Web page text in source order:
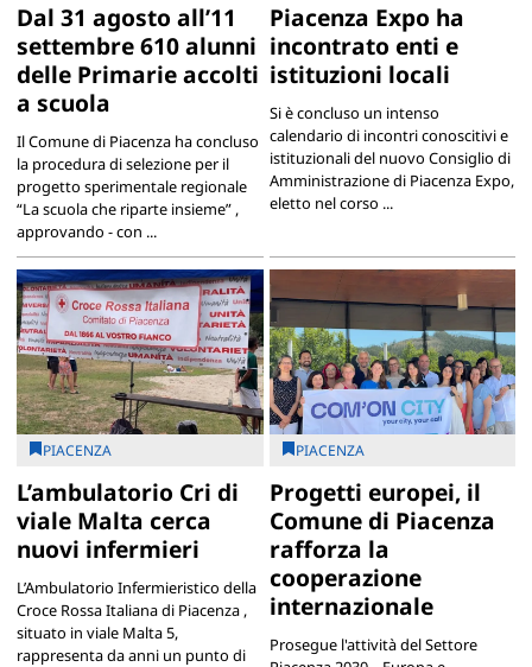
Dal 31 agosto all’11
settembre 610 alunni
delle Primarie accolti
a scuola
Il Comune di Piacenza ha concluso
la procedura di selezione per il
progetto sperimentale regionale
“La scuola che riparte insieme” ,
approvando - con ...
Piacenza Expo ha
incontrato enti e
istituzioni locali
Si è concluso un intenso
calendario di incontri conoscitivi e
istituzionali del nuovo Consiglio di
Amministrazione di Piacenza Expo,
eletto nel corso ...
PIACENZA
L’ambulatorio Cri di
viale Malta cerca
nuovi infermieri
L’Ambulatorio Infermieristico della
Croce Rossa Italiana di Piacenza ,
situato in viale Malta 5,
rappresenta da anni un punto di
PIACENZA
Progetti europei, il
Comune di Piacenza
rafforza la
cooperazione
internazionale
Prosegue l'attività del Settore